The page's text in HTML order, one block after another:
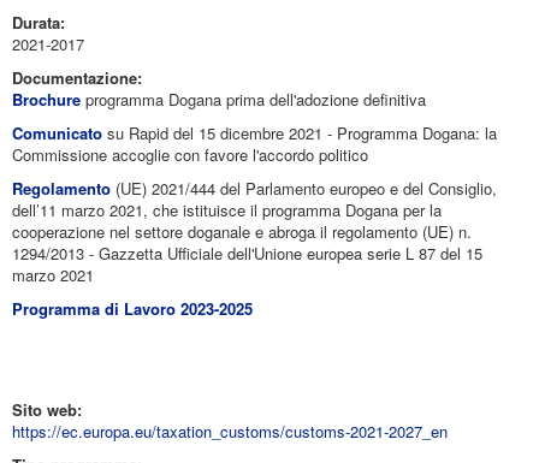
Durata:
2021-2017
Documentazione:
Brochure programma Dogana prima dell'adozione definitiva
Comunicato su Rapid del 15 dicembre 2021 - Programma Dogana: la
Commissione accoglie con favore l'accordo politico
Regolamento (UE) 2021/444 del Parlamento europeo e del Consiglio,
dell’11 marzo 2021, che istituisce il programma Dogana per la
cooperazione nel settore doganale e abroga il regolamento (UE) n.
1294/2013 - Gazzetta Ufficiale dell'Unione europea serie L 87 del 15
marzo 2021
Programma di Lavoro 2023-2025
Sito web:
https://ec.europa.eu/taxation_customs/customs-2021-2027_en